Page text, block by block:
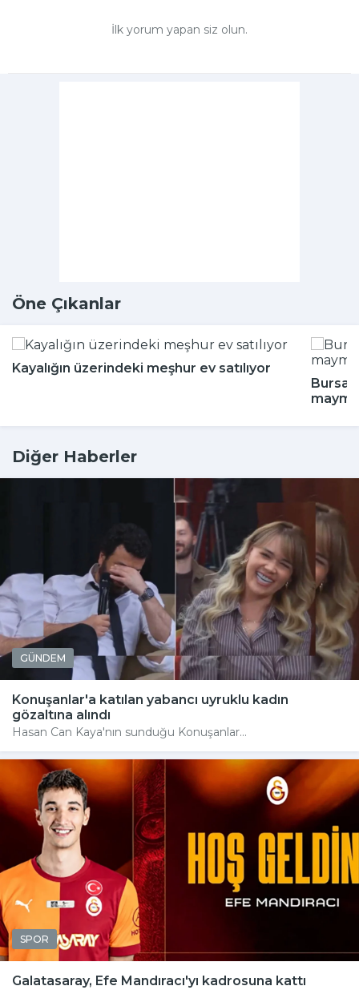
İlk yorum yapan siz olun.
Öne Çıkanlar
Kayalığın üzerindeki meşhur ev satılıyor
Diğer Haberler
GÜNDEM
Konuşanlar'a katılan yabancı uyruklu kadın
gözaltına alındı
Hasan Can Kaya'nın sunduğu Konuşanlar...
SPOR
Galatasaray, Efe Mandıracı'yı kadrosuna kattı